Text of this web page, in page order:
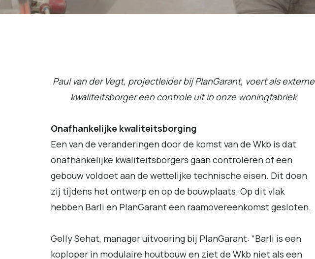
Paul van der Vegt, projectleider bij PlanGarant, voert als externe
kwaliteitsborger een controle uit in onze woningfabriek
Onafhankelijke kwaliteitsborging
Een van de veranderingen door de komst van de Wkb is dat
onafhankelijke kwaliteitsborgers gaan controleren of een
gebouw voldoet aan de wettelijke technische eisen. Dit doen
zij tijdens het ontwerp en op de bouwplaats. Op dit vlak
hebben Barli en PlanGarant een raamovereenkomst gesloten.
Gelly Sehat, manager uitvoering bij PlanGarant: “Barli is een
koploper in modulaire houtbouw en ziet de Wkb niet als een